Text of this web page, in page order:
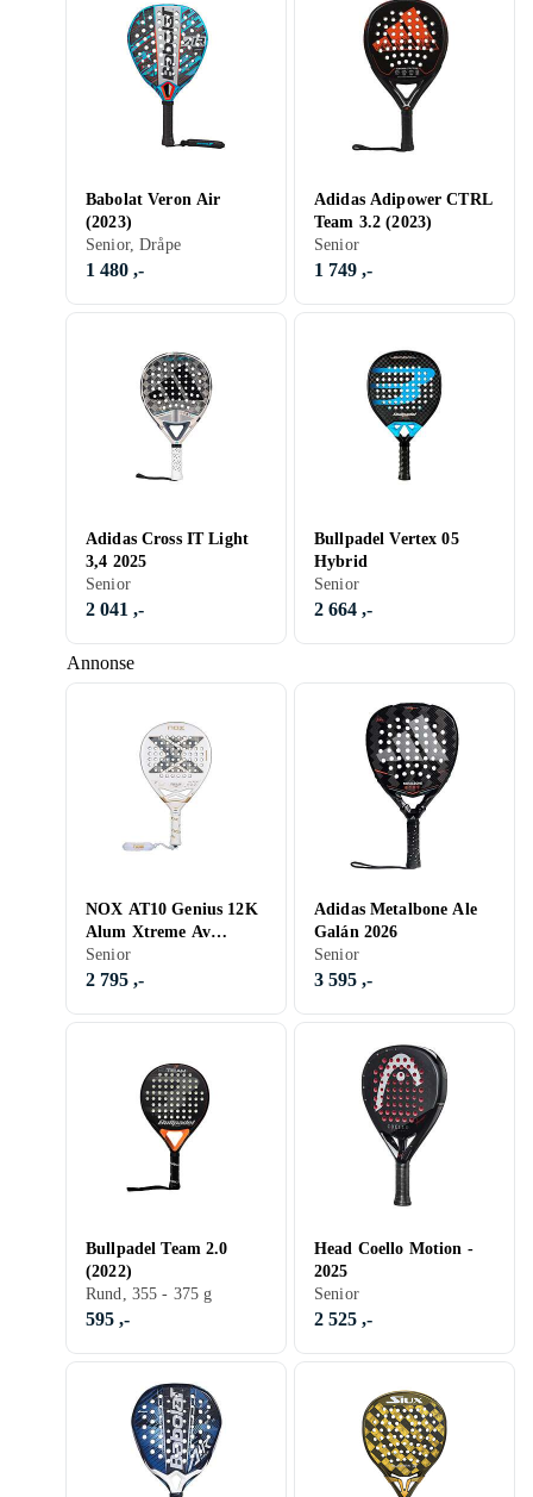
Annonse
Babolat Veron Air
(2023)
Senior, Dråpe
1 480 ,-
Adidas Adipower CTRL
Team 3.2 (2023)
Senior
1 749 ,-
Adidas Cross IT Light
3,4 2025
Senior
2 041 ,-
Bullpadel Vertex 05
Hybrid
Senior
2 664 ,-
NOX AT10 Genius 12K
Alum Xtreme Av
Agustin Tapia 2026
Senior
2 795 ,-
Adidas Metalbone Ale
Galán 2026
Senior
3 595 ,-
Bullpadel Team 2.0
(2022)
Rund, 355 - 375 g
595 ,-
Head Coello Motion -
2025
Senior
2 525 ,-